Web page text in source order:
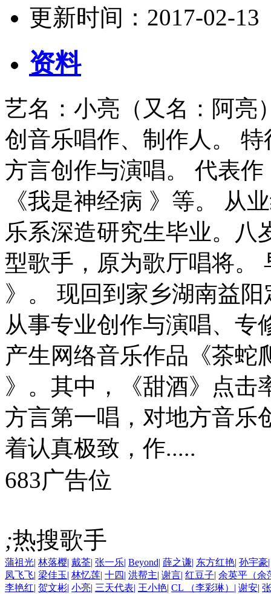
更新时间： 2017-02-13
资料
艺名：小亮（又名：阿亮
创音乐唱作、制作人。
方言创作与演唱。 代表
《我是神经病 》等。 从
乐系深造研究生毕业。八
型歌手，原为歌厅唱将。
》。 现回到家乡湖南益
从事专业创作与演唱、专
产生网络音乐作品《茶蛇
》。其中，《甜酒》点击
方言第一唱，对地方音乐
着认真极致，作.....
683广告位
;热搜歌手
蒲祖光| 林落樱| 戴荃| 张一乐| Beyond| 薛之谦| 东方红艳| 孙宇豪|
凤飞飞| 梁佳玉| 林忆莲| 十四| 洪帮主| 谢言| 红豆子| 余英平（余
李艳红| 贺文彬| 小亮| 三天代表| 王小艳| CL （李彩琳） | 谢安|